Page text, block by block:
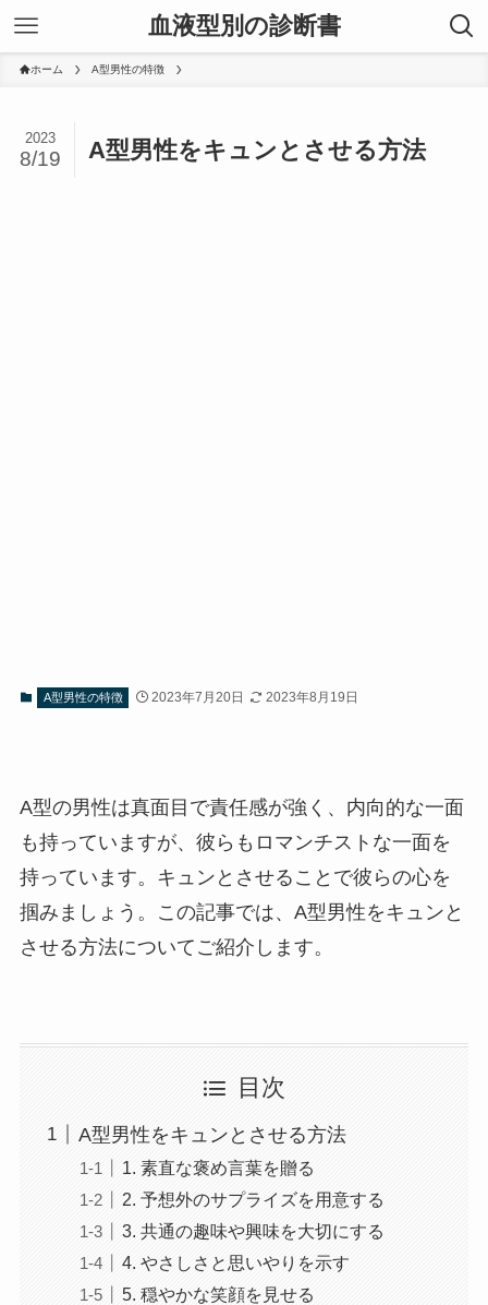
血液型別の診断書
ホーム A型男性の特徴
A型男性をキュンとさせる方法
2023
8/19
A型男性の特徴 2023年7月20日 2023年8月19日
A型の男性は真面目で責任感が強く、内向的な一面
も持っていますが、彼らもロマンチストな一面を
持っています。キュンとさせることで彼らの心を
掴みましょう。この記事では、A型男性をキュンと
させる方法についてご紹介します。
目次
A型男性をキュンとさせる方法
1. 素直な褒め言葉を贈る
2. 予想外のサプライズを用意する
3. 共通の趣味や興味を大切にする
4. やさしさと思いやりを示す
5. 穏やかな笑顔を見せる